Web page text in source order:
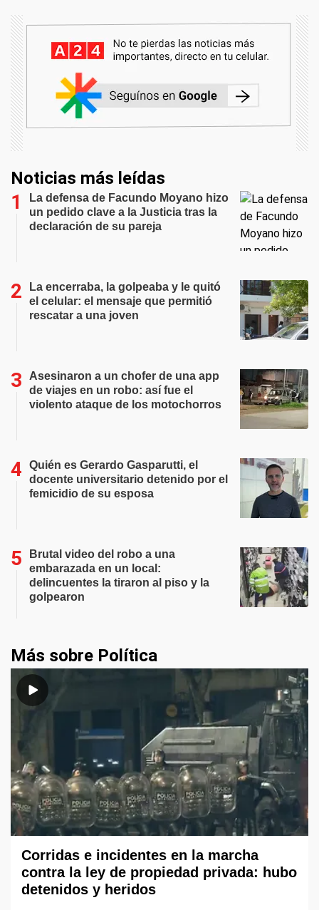
Noticias más leídas
La defensa de Facundo Moyano hizo
un pedido clave a la Justicia tras la
declaración de su pareja
La encerraba, la golpeaba y le quitó
el celular: el mensaje que permitió
rescatar a una joven
Asesinaron a un chofer de una app
de viajes en un robo: así fue el
violento ataque de los motochorros
Quién es Gerardo Gasparutti, el
docente universitario detenido por el
femicidio de su esposa
Brutal video del robo a una
embarazada en un local:
delincuentes la tiraron al piso y la
golpearon
Más sobre Política
Corridas e incidentes en la marcha
contra la ley de propiedad privada: hubo
detenidos y heridos